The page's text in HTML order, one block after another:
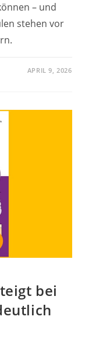
– und
stehen vor
APRIL 9, 2026
bei